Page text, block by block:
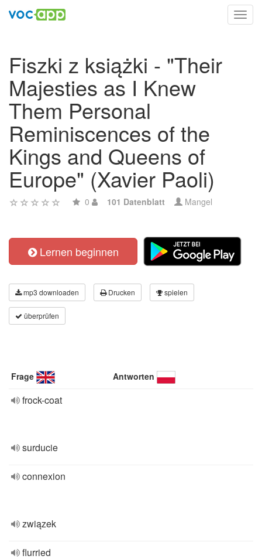
Fiszki z książki - "Their
Majesties as I Knew
Them Personal
Reminiscences of the
Kings and Queens of
Europe" (Xavier Paoli)
0 101 Datenblatt Mangel
Lernen beginnen
mp3 downloaden Drucken spielen
überprüfen
Frage Antworten
frock-coat
surducie
connexion
związek
flurried